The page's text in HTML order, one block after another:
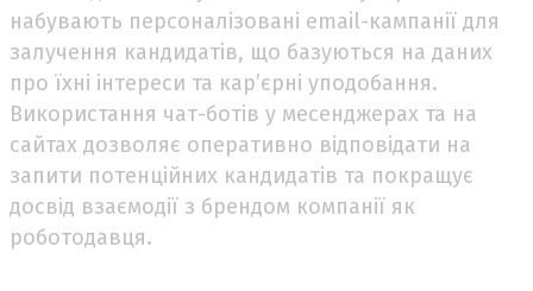
набувають персоналізовані email-кампанії для
залучення кандидатів, що базуються на даних
про їхні інтереси та кар’єрні уподобання.
Використання чат-ботів у месенджерах та на
сайтах дозволяє оперативно відповідати на
запити потенційних кандидатів та покращує
досвід взаємодії з брендом компанії як
роботодавця.